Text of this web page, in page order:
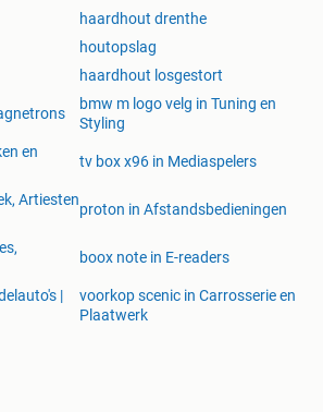
haardhout drenthe
houtopslag
haardhout losgestort
bmw m logo velg in Tuning en
Styling
en
tv box x96 in Mediaspelers
Artiesten
proton in Afstandsbedieningen
boox note in E-readers
|
voorkop scenic in Carrosserie en
Plaatwerk